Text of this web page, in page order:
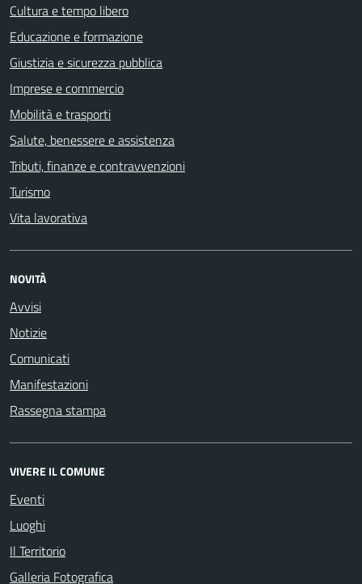
Cultura e tempo libero
Educazione e formazione
Giustizia e sicurezza pubblica
Imprese e commercio
Mobilità e trasporti
Salute, benessere e assistenza
Tributi, finanze e contravvenzioni
Turismo
Vita lavorativa
NOVITÀ
Avvisi
Notizie
Comunicati
Manifestazioni
Rassegna stampa
VIVERE IL COMUNE
Eventi
Luoghi
Il Territorio
Galleria Fotografica